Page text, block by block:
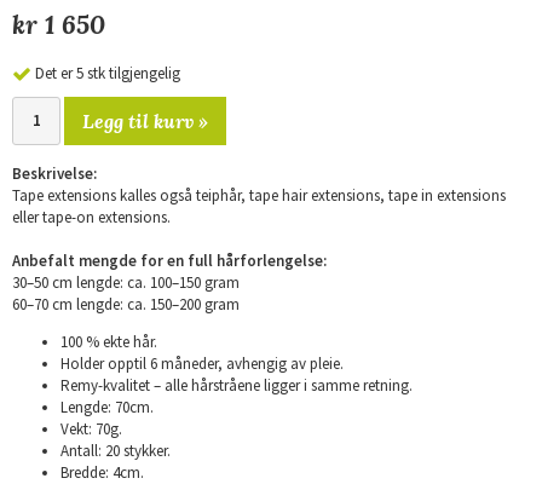
kr 1 650
Det er 5 stk tilgjengelig
Legg til kurv »
Beskrivelse:
Tape extensions kalles også teiphår, tape hair extensions, tape in extensions
eller tape-on extensions.
Anbefalt mengde for en full hårforlengelse:
30–50 cm lengde: ca. 100–150 gram
60–70 cm lengde: ca. 150–200 gram
100 % ekte hår.
Holder opptil 6 måneder, avhengig av pleie.
Remy-kvalitet – alle hårstråene ligger i samme retning.
Lengde: 70cm.
Vekt: 70g.
Antall: 20 stykker.
Bredde: 4cm.